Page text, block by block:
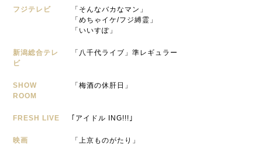
フジテレビ
「そんなバカなマン」
「めちゃイケ/フジ縛霊」
「いいすぽ」
新潟総合テレ
ビ
「八千代ライブ」準レギュラー
SHOW
ROOM
「梅酒の休肝日」
FRESH LIVE ｢アイドル ING!!!｣
映画
「上京ものがたり」